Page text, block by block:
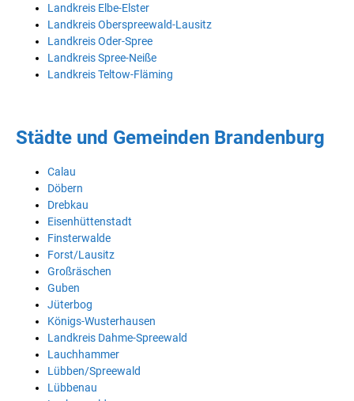
Landkreis Elbe-Elster
Landkreis Oberspreewald-Lausitz
Landkreis Oder-Spree
Landkreis Spree-Neiße
Landkreis Teltow-Fläming
Städte und Gemeinden Brandenburg
Calau
Döbern
Drebkau
Eisenhüttenstadt
Finsterwalde
Forst/Lausitz
Großräschen
Guben
Jüterbog
Königs-Wusterhausen
Landkreis Dahme-Spreewald
Lauchhammer
Lübben/Spreewald
Lübbenau